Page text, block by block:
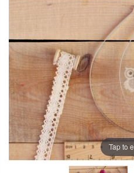
Tap to